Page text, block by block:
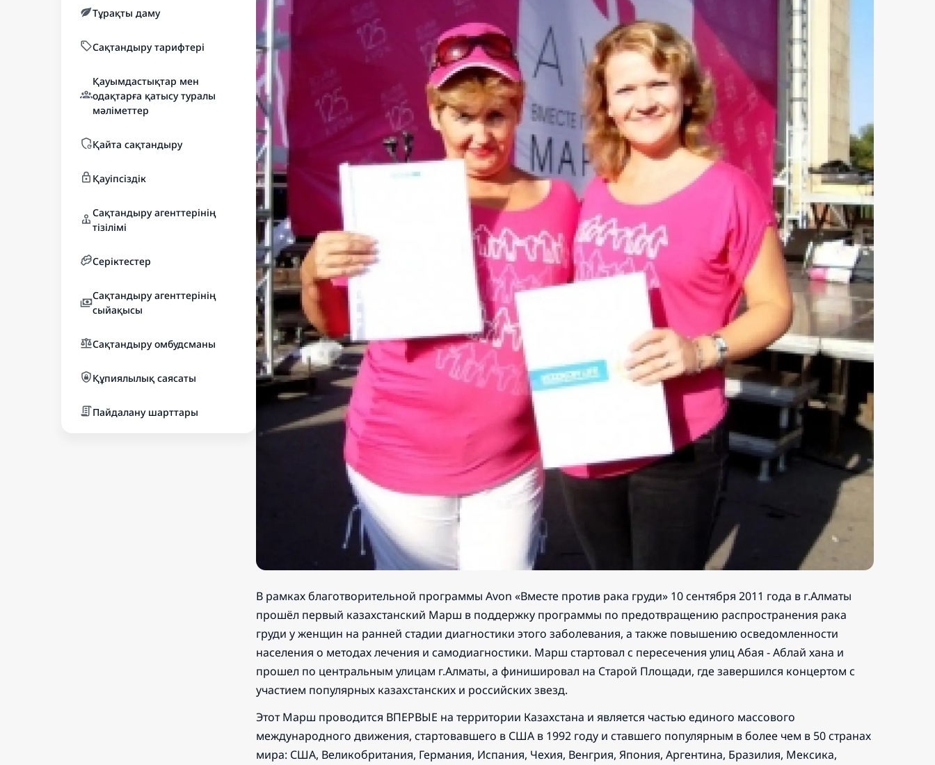
Тұрақты даму
Сақтандыру тарифтері
Қауымдастықтар мен
одақтарға қатысу туралы
мәліметтер
Қайта сақтандыру
Қауіпсіздік
Сақтандыру агенттерінің
тізілімі
Серіктестер
Сақтандыру агенттерінің
сыйақысы
Сақтандыру омбудсманы
Құпиялылық саясаты
Пайдалану шарттары
В рамках благотворительной программы Avon «Вместе против рака груди» 10 сентября 2011 года в г.Алматы
прошёл первый казахстанский Марш в поддержку программы по предотвращению распространения рака
груди у женщин на ранней стадии диагностики этого заболевания, а также повышению осведомленности
населения о методах лечения и самодиагностики. Марш стартовал с пересечения улиц Абая - Аблай хана и
прошел по центральным улицам г.Алматы, а финишировал на Старой Площади, где завершился концертом с
участием популярных казахстанских и российских звезд.
Этот Марш проводится ВПЕРВЫЕ на территории Казахстана и является частью единого массового
международного движения, стартовавшего в США в 1992 году и ставшего популярным в более чем в 50 странах
мира: США, Великобритания, Германия, Испания, Чехия, Венгрия, Япония, Аргентина, Бразилия, Мексика,